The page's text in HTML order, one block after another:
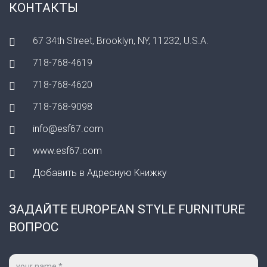
КОНТАКТЫ
67 34th Street, Brooklyn, NY, 11232, U.S.A.
718-768-4619
718-768-4620
718-768-9098
info@esf67.com
www.esf67.com
Добавить в Адресную Книжку
ЗАДАЙТЕ EUROPEAN STYLE FURNITURE
ВОПРОС
Ваше